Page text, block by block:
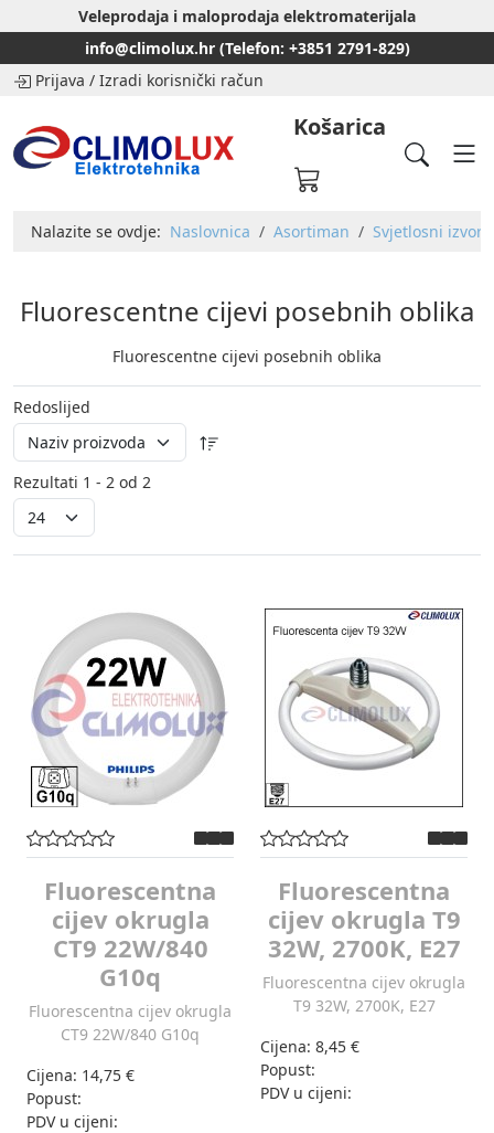
Veleprodaja i maloprodaja elektromaterijala
info@climolux.hr (Telefon: +3851 2791-829)
Prijava / Izradi korisnički račun
Košarica
Nalazite se ovdje: Naslovnica Asortiman Svjetlosni izvori
Fluorescentne cijevi posebnih oblika
Fluorescentne cijevi posebnih oblika
Redoslijed
Rezultati 1 - 2 od 2
Fluorescentna
cijev okrugla
CT9 22W/840
G10q
Fluorescentna cijev okrugla
CT9 22W/840 G10q
Cijena: 14,75 €
Popust:
PDV u cijeni:
Fluorescentna
cijev okrugla T9
32W, 2700K, E27
Fluorescentna cijev okrugla
T9 32W, 2700K, E27
Cijena: 8,45 €
Popust:
PDV u cijeni: